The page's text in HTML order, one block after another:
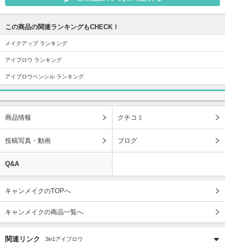
この商品の関連ランキングもCHECK！
メイクアップ ランキング
アイブロウ ランキング
アイブロウペンシル ランキング
商品情報 クチコミ
投稿写真・動画 ブログ
Q&A
キャンメイクのTOPへ
キャンメイクの商品一覧へ
関連リンク 3in1アイブロウ